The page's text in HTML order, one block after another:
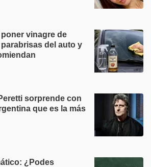
vinagre de
del auto y
sorprende con
que es la más
¿Podes